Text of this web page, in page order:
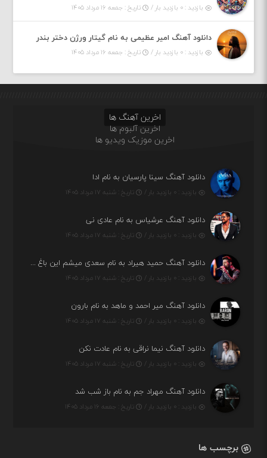
بازدید : ۰ بازدید بار / تاریخ : جمعه ۱۶ مرداد ۱۴۰۵
دانلود آهنگ امیر عظیمی به نام گیتار ورژن دختر بندر
بازدید : ۰ بازدید بار / تاریخ : جمعه ۱۶ مرداد ۱۴۰۵
اخرین آهنگ ها
اخرین آلبوم ها
اخرین موزیک ویدیو ها
دانلود آهنگ سینا پارسیان به نام ادا
بازدید : ۰ بازدید بار / تاریخ : شنبه ۱۷ مرداد ۱۴۰۵
دانلود آهنگ عرشیاس به نام عادی نی
بازدید : ۰ بازدید بار / تاریخ : شنبه ۱۷ مرداد ۱۴۰۵
دانلود آهنگ حمید هیراد به نام سعدی میشم این باغ و گلستون کنی واسم خیام زمانه ام به تو پرت حواسم
بازدید : ۰ بازدید بار / تاریخ : شنبه ۱۷ مرداد ۱۴۰۵
دانلود آهنگ میر احمد و ماهد به نام بارون
بازدید : ۰ بازدید بار / تاریخ : شنبه ۱۷ مرداد ۱۴۰۵
دانلود آهنگ نیما نراقی به نام عادت نکن
بازدید : ۰ بازدید بار / تاریخ : شنبه ۱۷ مرداد ۱۴۰۵
دانلود آهنگ مهراد جم به نام باز شب شد
بازدید : ۰ بازدید بار / تاریخ : جمعه ۱۶ مرداد ۱۴۰۵
برچسب ها